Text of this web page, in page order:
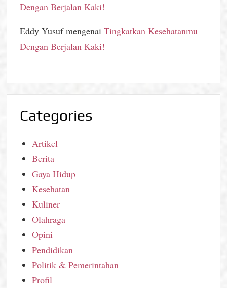
Dengan Berjalan Kaki!
Eddy YusufmengenaiTingkatkan Kesehatanmu
Dengan Berjalan Kaki!
Categories
Artikel
Berita
Gaya Hidup
Kesehatan
Kuliner
Olahraga
Opini
Pendidikan
Politik & Pemerintahan
Profil